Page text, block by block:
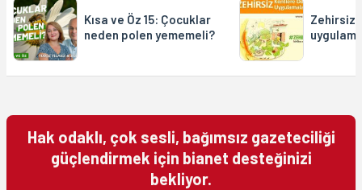
Kısa ve Öz 15: Çocuklar
neden polen yememeli?
Zehirsiz
Hak odaklı, çok sesli, bağımsız gazeteciliği
güçlendirmek için bianet desteğinizi
bekliyor.